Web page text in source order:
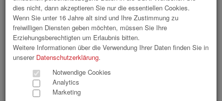
66 Bilder
« 1 2 3 »
dies nicht, dann akzeptieren Sie nur die essentiellen Cookies.
Wenn Sie unter 16 Jahre alt sind und Ihre Zustimmung zu
freiwilligen Diensten geben möchten, müssen Sie Ihre
Erziehungsberechtigten um Erlaubnis bitten.
Weitere Informationen über die Verwendung Ihrer Daten finden Sie in
unserer Datenschutzerklärung.
Notwendige Cookies
Analytics
Marketing